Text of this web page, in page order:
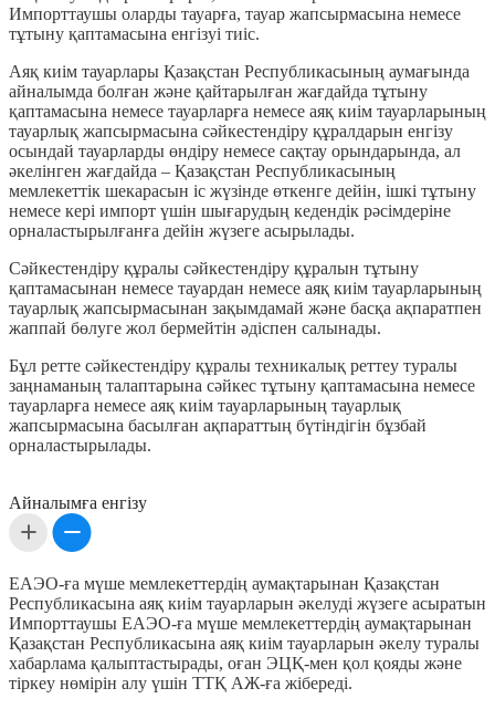
Импорттаушы оларды тауарға, тауар жапсырмасына немесе
тұтыну қаптамасына енгізуі тиіс.
Аяқ киім тауарлары Қазақстан Республикасының аумағында
айналымда болған және қайтарылған жағдайда тұтыну
қаптамасына немесе тауарларға немесе аяқ киім тауарларының
тауарлық жапсырмасына сәйкестендіру құралдарын енгізу
осындай тауарларды өндіру немесе сақтау орындарында, ал
әкелінген жағдайда – Қазақстан Республикасының
мемлекеттік шекарасын іс жүзінде өткенге дейін, ішкі тұтыну
немесе кері импорт үшін шығарудың кедендік рәсімдеріне
орналастырылғанға дейін жүзеге асырылады.
Сәйкестендіру құралы сәйкестендіру құралын тұтыну
қаптамасынан немесе тауардан немесе аяқ киім тауарларының
тауарлық жапсырмасынан зақымдамай және басқа ақпаратпен
жаппай бөлуге жол бермейтін әдіспен салынады.
Бұл ретте сәйкестендіру құралы техникалық реттеу туралы
заңнаманың талаптарына сәйкес тұтыну қаптамасына немесе
тауарларға немесе аяқ киім тауарларының тауарлық
жапсырмасына басылған ақпараттың бүтіндігін бұзбай
орналастырылады.
Айналымға енгізу
ЕАЭО-ға мүше мемлекеттердің аумақтарынан Қазақстан
Республикасына аяқ киім тауарларын әкелуді жүзеге асыратын
Импорттаушы ЕАЭО-ға мүше мемлекеттердің аумақтарынан
Қазақстан Республикасына аяқ киім тауарларын әкелу туралы
хабарлама қалыптастырады, оған ЭЦҚ-мен қол қояды және
тіркеу нөмірін алу үшін ТТҚ АЖ-ға жібереді.